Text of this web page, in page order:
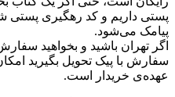
پستی داریم و کد رهگیری پستی
پیامک می‌شود.
اگر تهران باشید و بخواهید
سفارش با پیک تحویل بگیرید
عهده‌ی خریدار است.